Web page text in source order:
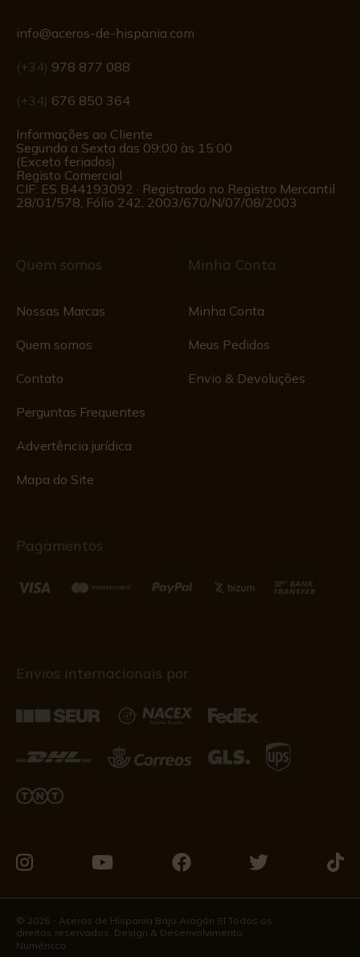
info@aceros-de-hispania.com
(+34) 978 877 088
(+34) 676 850 364
Informações ao Cliente
Segunda a Sexta das 09:00 às 15:00
(Exceto feriados)
Registo Comercial
CIF: ES B44193092 · Registrado no Registro Mercantil
28/01/578, Fólio 242, 2003/670/N/07/08/2003
Quem somos
Nossas Marcas
Quem somos
Contato
Perguntas Frequentes
Advertência jurídica
Mapa do Site
Minha Conta
Minha Conta
Meus Pedidos
Envio & Devoluções
Pagamentos
Envios internacionais por
nos
no
Instagram
nos
no
Youtube
nos
no
Facebook
nos
no
nos
© 2026 - Aceros de Hispania Bajo Aragón Sl Todos os
direitos reservados. Design & Desenvolvimento:
Numéricco